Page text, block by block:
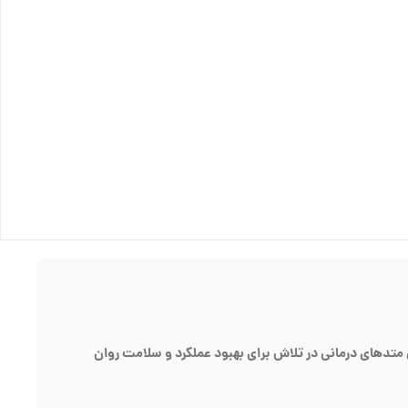
درمانی در تلاش برای بهبود عملکرد و سلامت روان